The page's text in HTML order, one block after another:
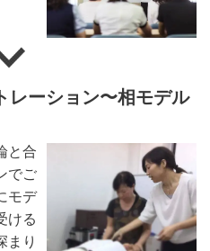
レーション〜相モデル
と合
でご
モデ
ける
まり